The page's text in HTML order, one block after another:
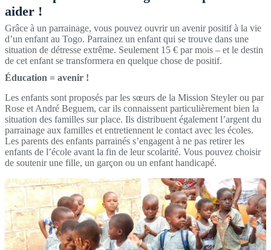
aider !
Grâce à un parrainage, vous pouvez ouvrir un avenir positif à la vie
d’un enfant au Togo. Parrainez un enfant qui se trouve dans une
situation de détresse extrême. Seulement 15 € par mois – et le destin
de cet enfant se transformera en quelque chose de positif.
Éducation = avenir !
Les enfants sont proposés par les sœurs de la Mission Steyler ou par
Rose et André Beguem, car ils connaissent particulièrement bien la
situation des familles sur place. Ils distribuent également l’argent du
parrainage aux familles et entretiennent le contact avec les écoles.
Les parents des enfants parrainés s’engagent à ne pas retirer les
enfants de l’école avant la fin de leur scolarité. Vous pouvez choisir
de soutenir une fille, un garçon ou un enfant handicapé.